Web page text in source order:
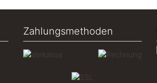
Zahlungsmethoden